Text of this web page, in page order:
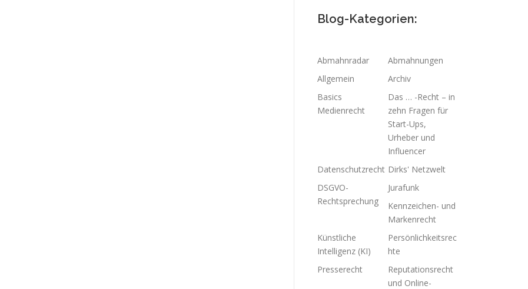
Blog-Kategorien:
Abmahnradar
Abmahnungen
Allgemein
Archiv
Basics
Medienrecht
Das … -Recht – in
zehn Fragen für
Start-Ups,
Urheber und
Influencer
Datenschutzrecht Dirks' Netzwelt
DSGVO-
Rechtsprechung
Jurafunk
Kennzeichen- und
Markenrecht
Künstliche
Intelligenz (KI)
Persönlichkeitsrec
hte
Presserecht
Reputationsrecht
und Online-